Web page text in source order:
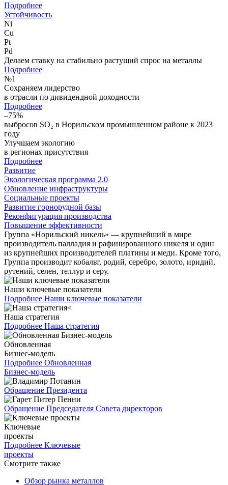
Подробнее
Устойчивость
Ni
Cu
Pt
Pd
Делаем ставку на стабильно растущий спрос на металлы
Подробнее
№1
Сохраняем лидерство
в отрасли по дивидендной доходности
Подробнее
–75%
выбросов SO₂ в Норильском промышленном районе к 2023
году
Улучшаем экологию
в регионах присутствия
Подробнее
Развитие
Экологическая программа 2.0
Обновление инфраструктуры
Социальные проекты
Развитие горнорудной базы
Реконфигурация производства
Повышение эффективности
Группа «Норильский никель» — крупнейший в мире
производитель палладия и рафинированного никеля и один
из крупнейших производителей платины и меди. Кроме того,
Группа производит кобальт, родий, серебро, золото, иридий,
рутений, селен, теллур и серу.
Наши ключевые показатели
Подробнее Наши ключевые показатели
Наша стратегия
Подробнее Наша стратегия
Обновленная
Бизнес-модель
Подробнее Обновленная
Бизнес-модель
Обращение Президента
Обращение Председателя Совета директоров
Ключевые
проекты
Подробнее Ключевые
проекты
Смотрите также
Обзор рынка металлов